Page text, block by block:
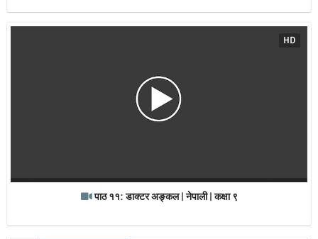
HD
पाठ ११: डाक्टर अङ्कल | नेपाली | कक्षा ९